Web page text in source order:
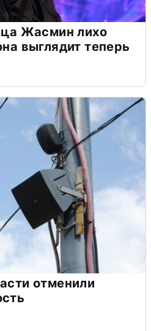
Жасмин лихо
выглядит теперь
отменили